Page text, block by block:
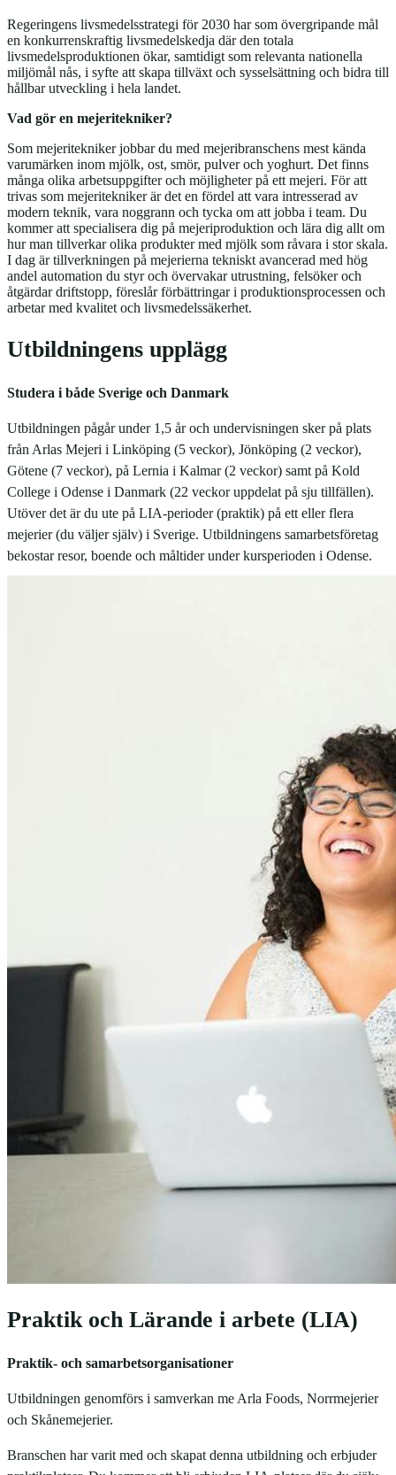
Regeringens livsmedelsstrategi för 2030 har som övergripande mål
en konkurrenskraftig livsmedelskedja där den totala
livsmedelsproduktionen ökar, samtidigt som relevanta nationella
miljömål nås, i syfte att skapa tillväxt och sysselsättning och bidra till
hållbar utveckling i hela landet.
Vad gör en mejeritekniker?
Som mejeritekniker jobbar du med mejeribranschens mest kända
varumärken inom mjölk, ost, smör, pulver och yoghurt. Det finns
många olika arbetsuppgifter och möjligheter på ett mejeri. För att
trivas som mejeritekniker är det en fördel att vara intresserad av
modern teknik, vara noggrann och tycka om att jobba i team. Du
kommer att specialisera dig på mejeriproduktion och lära dig allt om
hur man tillverkar olika produkter med mjölk som råvara i stor skala.
I dag är tillverkningen på mejerierna tekniskt avancerad med hög
andel automation du styr och övervakar utrustning, felsöker och
åtgärdar driftstopp, föreslår förbättringar i produktionsprocessen och
arbetar med kvalitet och livsmedelssäkerhet.
Utbildningens upplägg
Studera i både Sverige och Danmark
Utbildningen pågår under 1,5 år och undervisningen sker på plats
från Arlas Mejeri i Linköping (5 veckor), Jönköping (2 veckor),
Götene (7 veckor), på Lernia i Kalmar (2 veckor) samt på Kold
College i Odense i Danmark (22 veckor uppdelat på sju tillfällen).
Utöver det är du ute på LIA-perioder (praktik) på ett eller flera
mejerier (du väljer själv) i Sverige. Utbildningens samarbetsföretag
bekostar resor, boende och måltider under kursperioden i Odense.
Praktik och Lärande i arbete (LIA)
Praktik- och samarbetsorganisationer
Utbildningen genomförs i samverkan me Arla Foods, Norrmejerier
och Skånemejerier.
Branschen har varit med och skapat denna utbildning och erbjuder